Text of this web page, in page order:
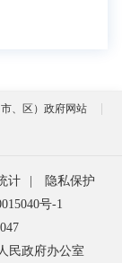
、区）政府网站
计
隐私保护
号-1
民政府办公室